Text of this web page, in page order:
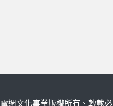
電週文化事業版權所有、轉載